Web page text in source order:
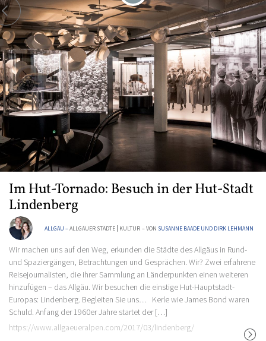
Im Hut-Tornado: Besuch in der Hut-Stadt
Lindenberg
ALLGÄU –ALLGÄUER STÄDTE KULTUR – VON SUSANNE BAADE UND DIRK LEHMANN
Wir machen uns auf den Weg, erkunden die Städte des Allgäus in Rund-
und Spaziergängen, Betrachtungen und Gesprächen. Wir? Zwei erfahrene
Reisejournalisten, die ihrer Sammlung an Länderpunkten einen weiteren
hinzufügen – das Allgäu. Wir besuchen die einstige Hut-Hauptstadt-
Europas: Lindenberg. Begleiten Sie uns… Kerle wie James Bond waren
Schuld. Anfang der 1960er Jahre startet der […]
https://www.allgaeueralpen.com/2017/03/lindenberg/